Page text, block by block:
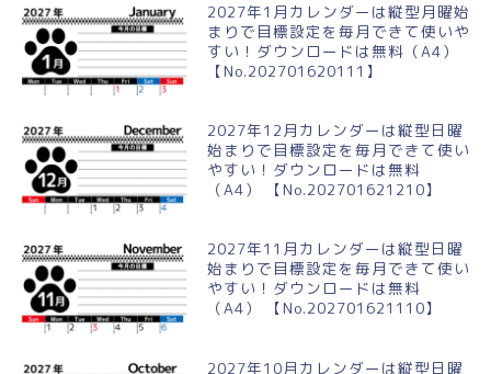
2027年1月カレンダーは縦型月曜始
まりで目標設定を毎月できて使いや
すい！ダウンロードは無料（A4）
【No.202701620111】
2027年12月カレンダーは縦型日曜
始まりで目標設定を毎月できて使い
やすい！ダウンロードは無料
（A4） 【No.202701621210】
2027年11月カレンダーは縦型日曜
始まりで目標設定を毎月できて使い
やすい！ダウンロードは無料
（A4） 【No.202701621110】
2027年10月カレンダーは縦型日曜